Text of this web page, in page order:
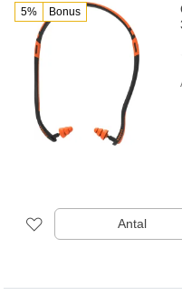
5% Bonus
Antal